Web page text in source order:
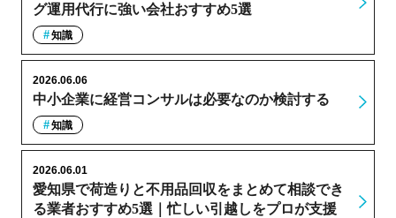
グ運用代行に強い会社おすすめ5選
知識
中小企業に経営コンサルは必要なのか検討する
2026.06.06
知識
愛知県で荷造りと不用品回収をまとめて相談でき
る業者おすすめ5選｜忙しい引越しをプロが支援
2026.06.01